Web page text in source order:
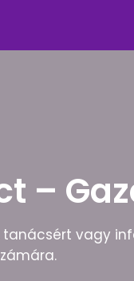
–
tanácsért vagy